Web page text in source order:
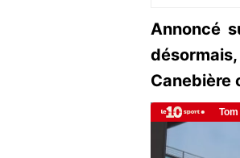
Annoncé
Canebière